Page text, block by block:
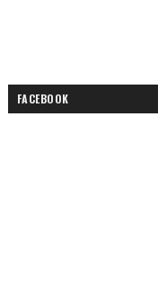
FACEBOOK